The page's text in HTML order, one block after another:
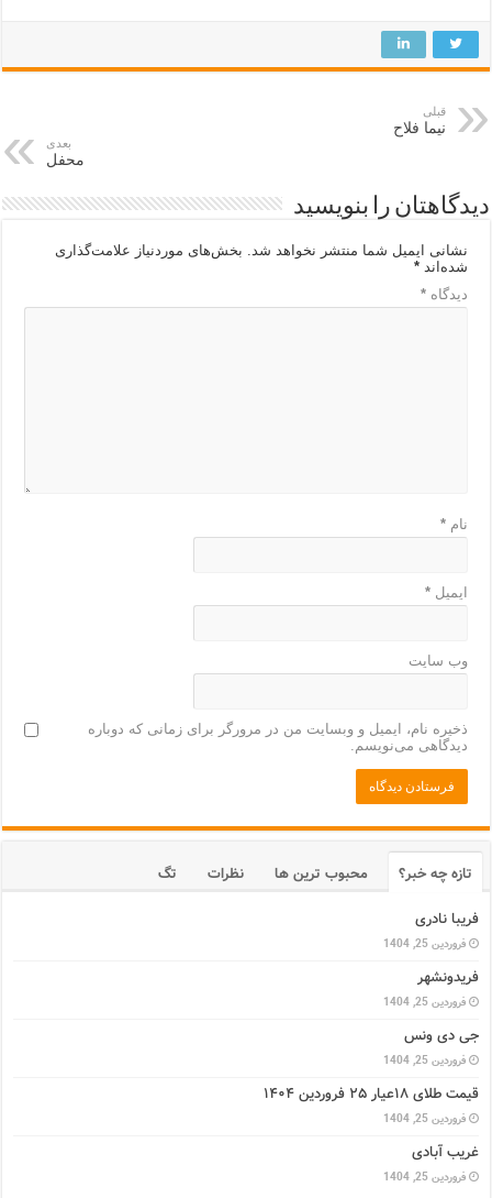
قبلی
نیما فلاح
بعدی
محفل
دیدگاهتان را بنویسید
نشانی ایمیل شما منتشر نخواهد شد. بخش‌های موردنیاز علامت‌گذاری
شده‌اند*
دیدگاه*
نام*
ایمیل*
وب‌ سایت
ذخیره نام، ایمیل و وبسایت من در مرورگر برای زمانی که دوباره
دیدگاهی می‌نویسم.
تازه چه خبر؟ محبوب ترین ها نظرات
تگ
فریبا نادری
فروردین 25, 1404
فریدونشهر
فروردین 25, 1404
جی دی ونس
فروردین 25, 1404
قیمت طلای ۱۸عیار ۲۵ فروردین ۱۴۰۴
فروردین 25, 1404
غریب آبادی
فروردین 25, 1404